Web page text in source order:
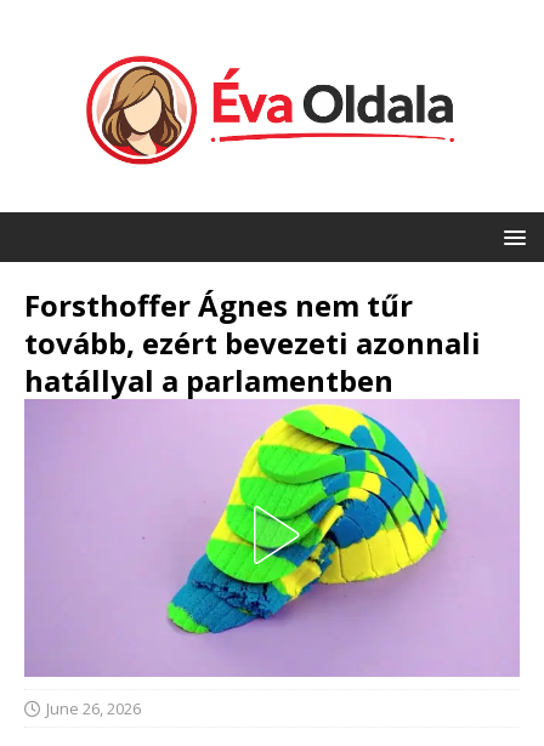
Forsthoffer Ágnes nem tűr
tovább, ezért bevezeti azonnali
hatállyal a parlamentben
June 26, 2026